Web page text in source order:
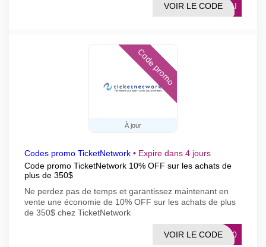
UBAI
VOIR LE CODE
À jour
Code promo
Codes promo TicketNetwork • Expire dans 4 jours
Code promo TicketNetwork 10% OFF sur les achats de
plus de 350$
Ne perdez pas de temps et garantissez maintenant en
vente une économie de 10% OFF sur les achats de plus
de 350$ chez TicketNetwork
SE10
VOIR LE CODE